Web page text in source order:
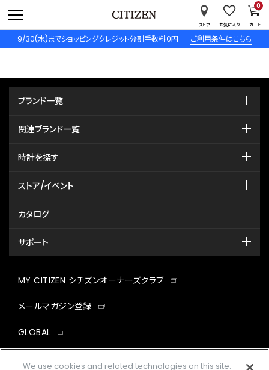
9/30(水)までショッピングクレジット分割手数料０円 ご利用条件はこちら
ストア お気に入り カート
0
ブランド一覧
関連ブランド一覧
時計を探す
ストア/イベント
カタログ
サポート
MY CITIZEN シチズンオーナーズクラブ
メールマガジン登録
GLOBAL
facebookinstagramtwitter
We use cookies and related technologies on this site.